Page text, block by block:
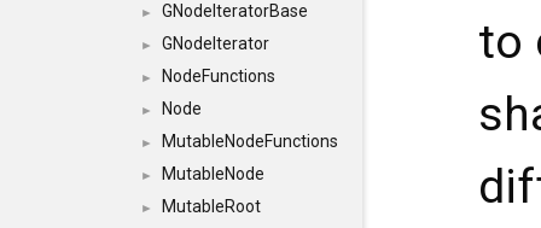
► GNodeIteratorBase
► GNodeIterator
► NodeFunctions
► Node
► MutableNodeFunctions
► MutableNode
► MutableRoot
to